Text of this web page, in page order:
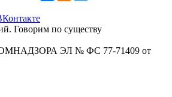
Говорим по существу
ЭЛ № ФС 77-71409 от